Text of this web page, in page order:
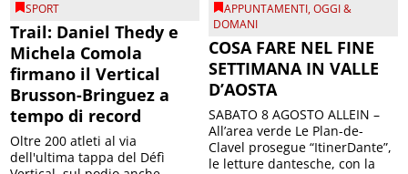
SPORT
Trail: Daniel Thedy e
Michela Comola
firmano il Vertical
Brusson-Bringuez a
tempo di record
Oltre 200 atleti al via
dell'ultima tappa del Défì
APPUNTAMENTI,OGGI &
DOMANI
COSA FARE NEL FINE
SETTIMANA IN VALLE
D’AOSTA
SABATO 8 AGOSTO ALLEIN –
All’area verde Le Plan-de-
Clavel prosegue “ItinerDante”,
le letture dantesche, con la